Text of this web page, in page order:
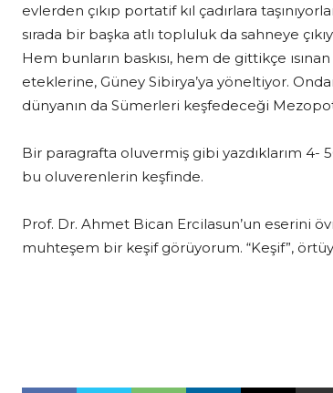
evlerden çıkıp portatif kıl çadırlara
sırada bir başka atlı topluluk da sahneye
Hem bunların baskısı, hem de gittikçe
eteklerine, Güney Sibirya’ya yöneltiyor.
dünyanın da Sümerleri keşfedeceği
Bir paragrafta oluvermiş gibi yazdıklarım 4-
bu oluverenlerin keşfinde.
Prof. Dr. Ahmet Bican Ercilasun’un eserini
muhteşem bir keşif görüyorum. “Keşif”,